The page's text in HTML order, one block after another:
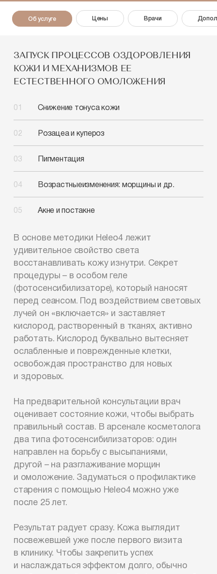
Об услуге Цены Врачи
ЗАПУСК ПРОЦЕССОВ ОЗДОРОВЛЕНИЯ
КОЖИ И МЕХАНИЗМОВ ЕЕ
ЕСТЕСТВЕННОГО ОМОЛОЖЕНИЯ
Снижение тонуса кожи
Розацеа и купероз
Пигментация
Возрастныеизменения: морщины и др.
Акне и постакне
В основе методики Heleo4 лежит
удивительное свойство света
восстанавливать кожу изнутри. Секрет
процедуры – в особом геле
(фотосенсибилизаторе), который наносят
перед сеансом. Под воздействием световых
лучей он «включается» и заставляет
кислород, растворенный в тканях, активно
работать. Кислород буквально вытесняет
ослабленные и поврежденные клетки,
освобождая пространство для новых
и здоровых.
На предварительной консультации врач
оценивает состояние кожи, чтобы выбрать
правильный состав. В арсенале косметолога
два типа фотосенсибилизаторов: один
направлен на борьбу с высыпаниями,
другой – на разглаживание морщин
и омоложение. Задуматься о профилактике
старения с помощью Heleo4 можно уже
после 25 лет.
Результат радует сразу. Кожа выглядит
посвежевшей уже после первого визита
в клинику. Чтобы закрепить успех
и наслаждаться эффектом долго, обычно